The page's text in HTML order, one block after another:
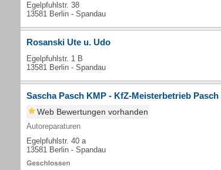
Egelpfuhlstr. 38
13581 Berlin - Spandau
Rosanski Ute u. Udo
Egelpfuhlstr. 1 B
13581 Berlin - Spandau
Sascha Pasch KMP - KfZ-Meisterbetrieb Pasch
Web Bewertungen vorhanden
Autoreparaturen
Egelpfuhlstr. 40 a
13581 Berlin - Spandau